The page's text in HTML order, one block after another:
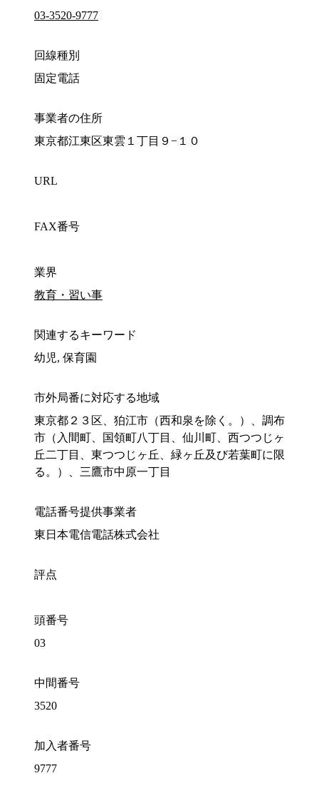
03-3520-9777
回線種別
固定電話
事業者の住所
東京都江東区東雲１丁目９−１０
URL
FAX番号
業界
教育・習い事
関連するキーワード
幼児, 保育園
市外局番に対応する地域
東京都２３区、狛江市（西和泉を除く。）、調布
市（入間町、国領町八丁目、仙川町、西つつじヶ
丘二丁目、東つつじヶ丘、緑ヶ丘及び若葉町に限
る。）、三鷹市中原一丁目
電話番号提供事業者
東日本電信電話株式会社
評点
頭番号
03
中間番号
3520
加入者番号
9777